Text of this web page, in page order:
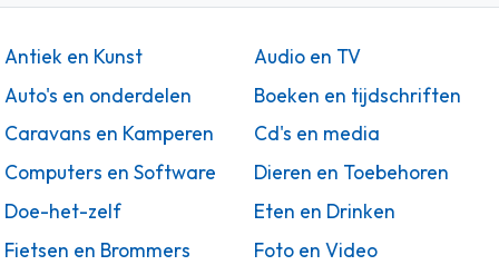
Antiek en Kunst
Audio en TV
Auto's en onderdelen
Boeken en tijdschriften
Caravans en Kamperen
Cd's en media
Computers en Software
Dieren en Toebehoren
Doe-het-zelf
Eten en Drinken
Fietsen en Brommers
Foto en Video